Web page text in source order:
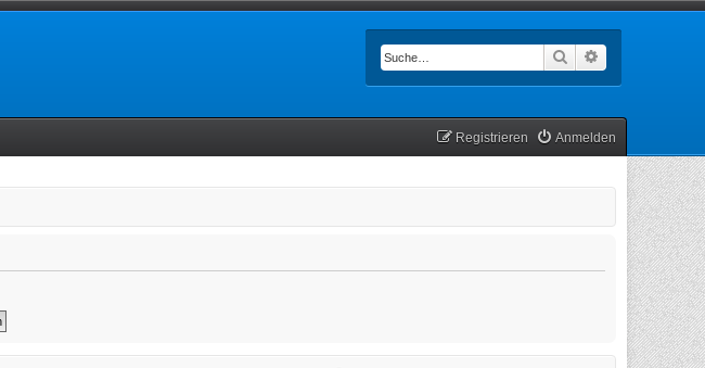
Suche
Anmelden
Registrieren